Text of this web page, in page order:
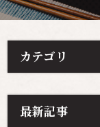
カテゴリ
最新記事